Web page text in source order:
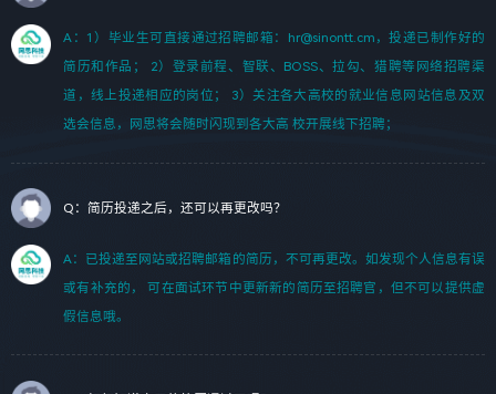
A：1）毕业生可直接通过招聘邮箱：hr@sinontt.cm，投递已制作好的
简历和作品； 2）登录前程、智联、BOSS、拉勾、猎聘等网络招聘渠
道，线上投递相应的岗位； 3）关注各大高校的就业信息网站信息及双
选会信息，网思将会随时闪现到各大高 校开展线下招聘；
Q：简历投递之后，还可以再更改吗？
A：已投递至网站或招聘邮箱的简历，不可再更改。如发现个人信息有误
或有补充的， 可在面试环节中更新新的简历至招聘官，但不可以提供虚
假信息哦。